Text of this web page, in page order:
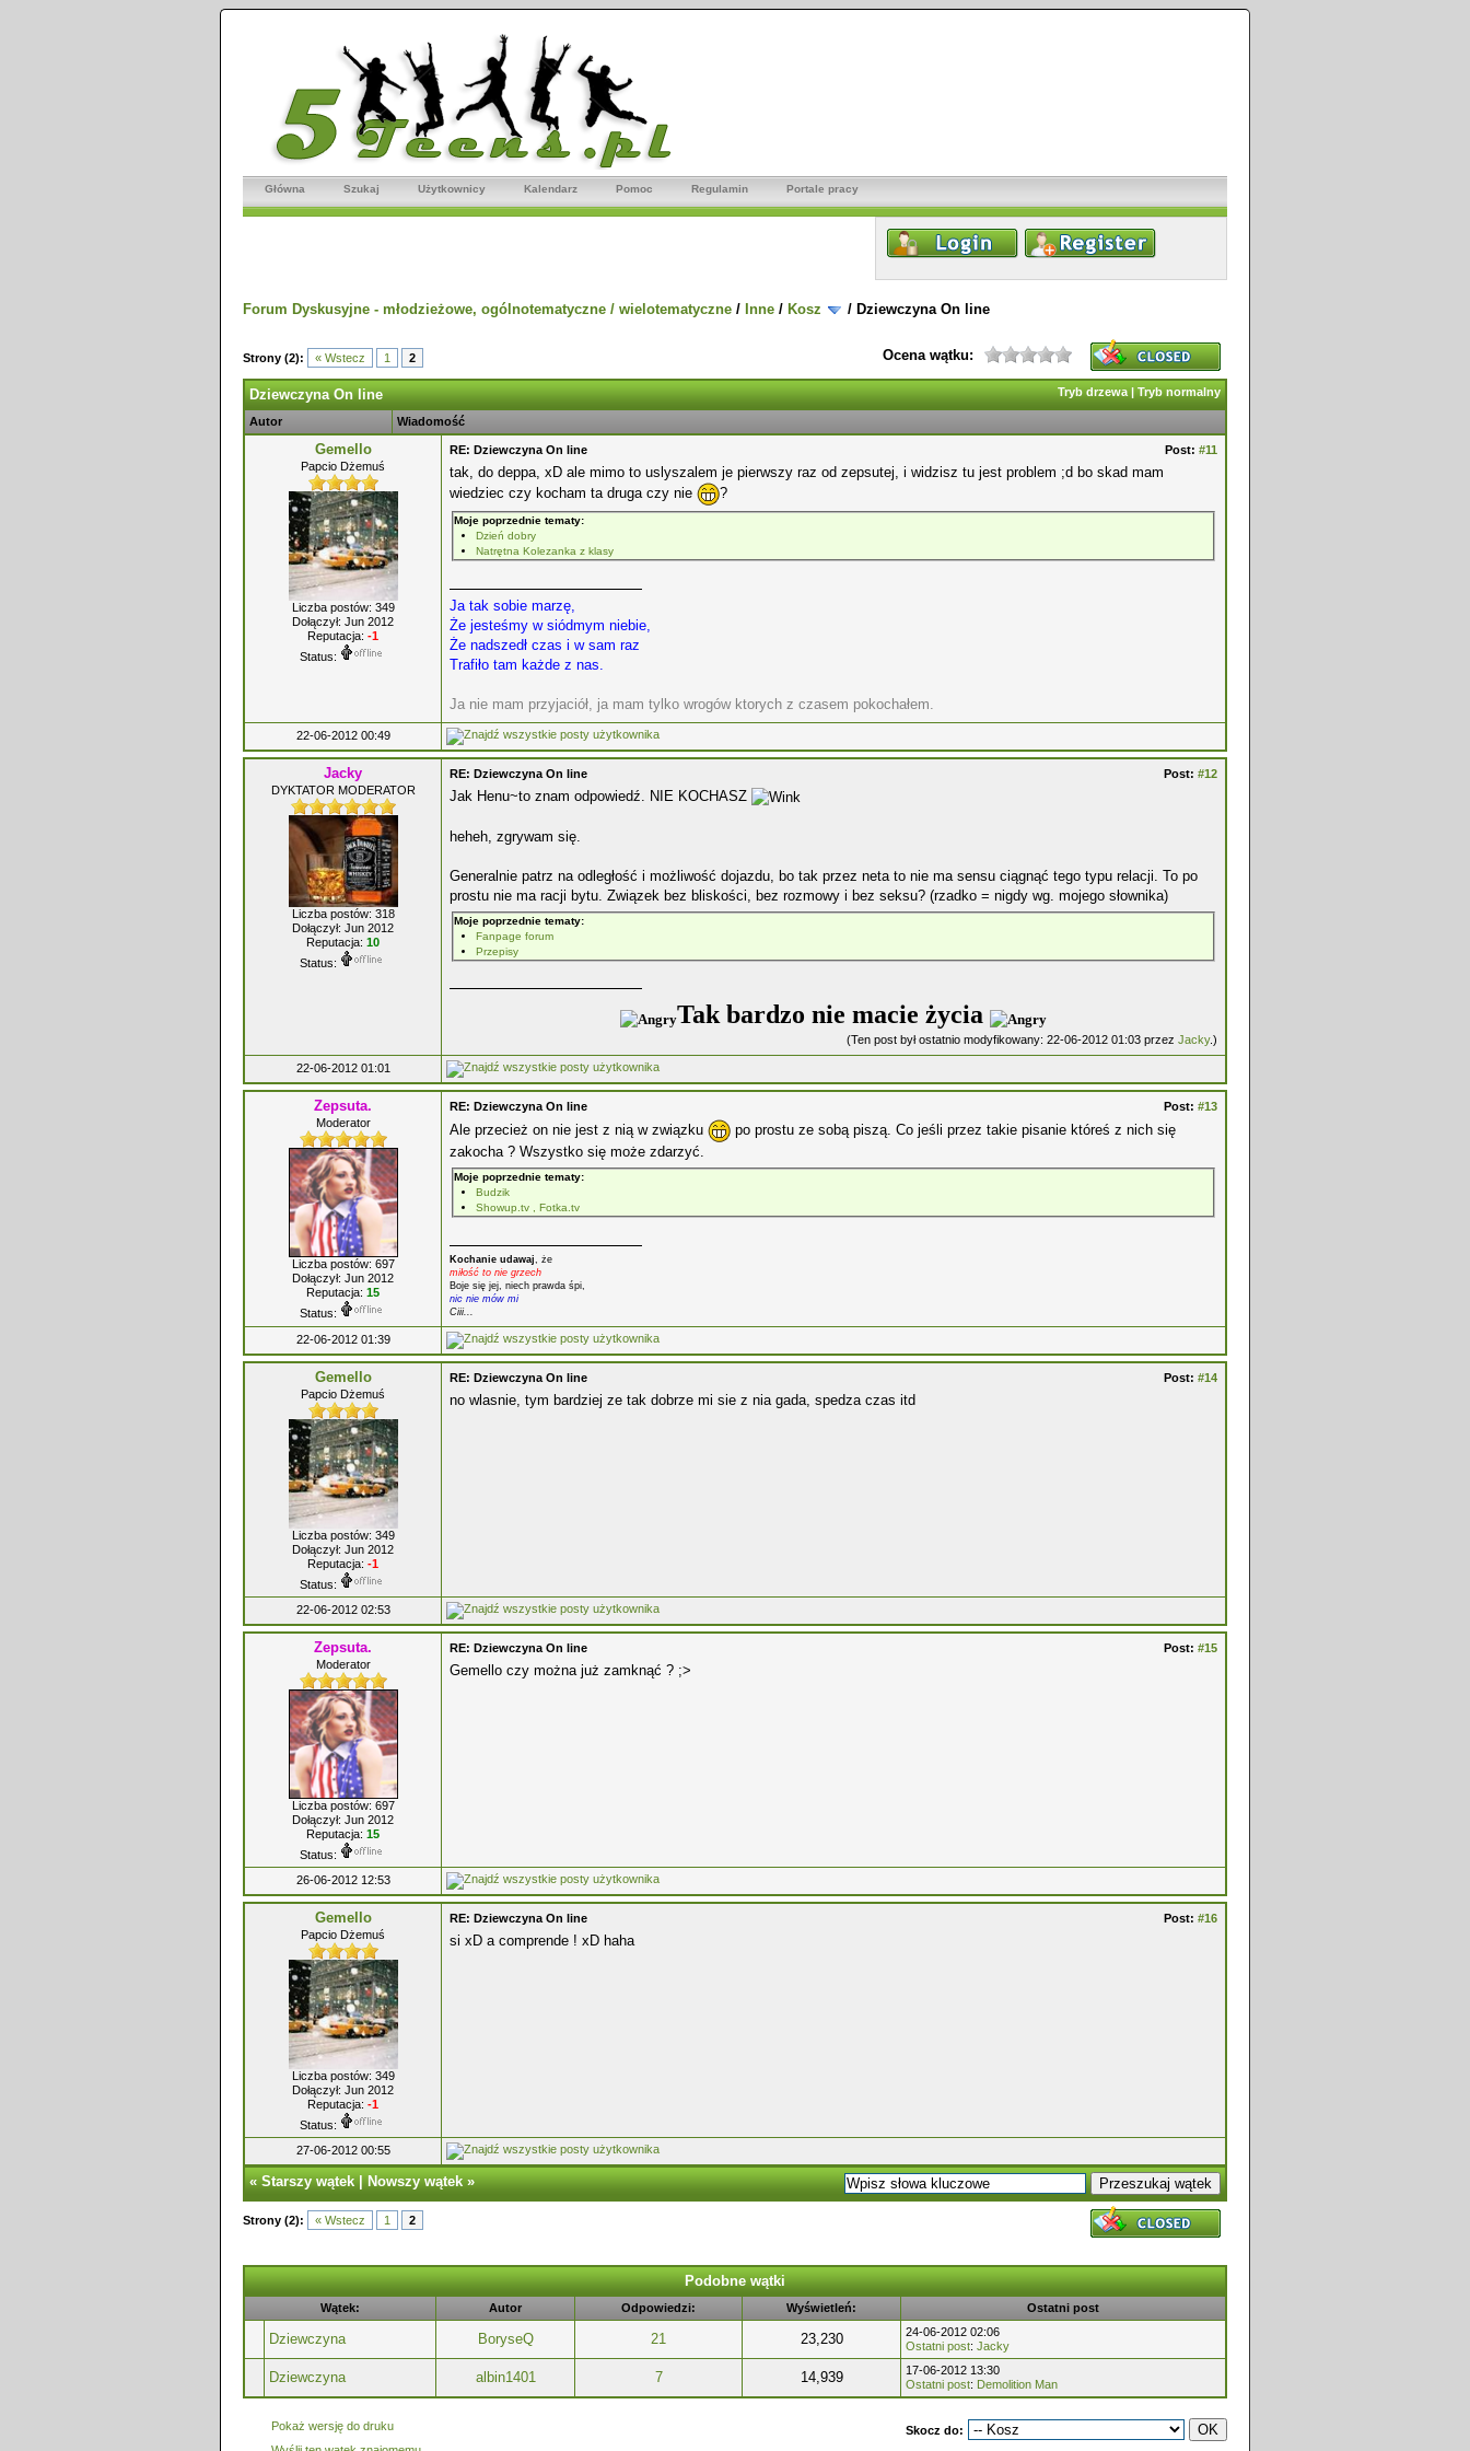
Główna Szukaj Użytkownicy Kalendarz Pomoc Regulamin Portale pracy
Forum Dyskusyjne - młodzieżowe, ogólnotematyczne / wielotematyczne / Inne / Kosz / Dziewczyna On line
Strony (2): « Wstecz 1 2 Ocena wątku:
Tryb drzewa | Tryb normalny
Dziewczyna On line
Autor Wiadomość
Gemello
Papcio Dżemuś
Liczba postów: 349
Dołączył: Jun 2012
Reputacja: -1
Status:
Post: #11
RE: Dziewczyna On line
tak, do deppa, xD ale mimo to uslyszalem je pierwszy raz od zepsutej, i widzisz tu jest problem ;d bo skad mam
wiedziec czy kocham ta druga czy nie
?
Moje poprzednie tematy:
Dzień dobry
Natrętna Kolezanka z klasy
Ja tak sobie marzę,
Że jesteśmy w siódmym niebie,
Że nadszedł czas i w sam raz
Trafiło tam każde z nas.
Ja nie mam przyjaciół, ja mam tylko wrogów ktorych z czasem pokochałem.
22-06-2012 00:49
Jacky
DYKTATOR MODERATOR
Liczba postów: 318
Dołączył: Jun 2012
Reputacja: 10
Status:
Post: #12
RE: Dziewczyna On line
Jak Henu~to znam odpowiedź. NIE KOCHASZ
heheh, zgrywam się.
Generalnie patrz na odległość i możliwość dojazdu, bo tak przez neta to nie ma sensu ciągnąć tego typu relacji. To po
prostu nie ma racji bytu. Związek bez bliskości, bez rozmowy i bez seksu? (rzadko = nigdy wg. mojego słownika)
Moje poprzednie tematy:
Fanpage forum
Przepisy
Tak bardzo nie macie życia
(Ten post był ostatnio modyfikowany: 22-06-2012 01:03 przez Jacky.)
22-06-2012 01:01
Zepsuta.
Moderator
Liczba postów: 697
Dołączył: Jun 2012
Reputacja: 15
Status:
Post: #13
RE: Dziewczyna On line
Ale przecież on nie jest z nią w związku
po prostu ze sobą piszą. Co jeśli przez takie pisanie któreś z nich się
zakocha ? Wszystko się może zdarzyć.
Moje poprzednie tematy:
Budzik
Showup.tv , Fotka.tv
Kochanie udawaj, że
miłość to nie grzech
Boje się jej, niech prawda śpi,
nic nie mów mi
Ciii...
22-06-2012 01:39
Gemello
Papcio Dżemuś
Liczba postów: 349
Dołączył: Jun 2012
Reputacja: -1
Status:
Post: #14
RE: Dziewczyna On line
no wlasnie, tym bardziej ze tak dobrze mi sie z nia gada, spedza czas itd
22-06-2012 02:53
Zepsuta.
Moderator
Liczba postów: 697
Dołączył: Jun 2012
Reputacja: 15
Status:
Post: #15
RE: Dziewczyna On line
Gemello czy można już zamknąć ? ;>
26-06-2012 12:53
Gemello
Papcio Dżemuś
Liczba postów: 349
Dołączył: Jun 2012
Reputacja: -1
Status:
Post: #16
RE: Dziewczyna On line
si xD a comprende ! xD haha
27-06-2012 00:55
«Starszy wątek|Nowszy wątek»
Strony (2): « Wstecz 1 2
Podobne wątki
Wątek: Autor Odpowiedzi: Wyświetleń: Ostatni post
Dziewczyna BoryseQ 21 23,230
24-06-2012 02:06
Ostatni post: Jacky
Dziewczyna albin1401 7 14,939
17-06-2012 13:30
Ostatni post: Demolition Man
Pokaż wersję do druku
Skocz do: